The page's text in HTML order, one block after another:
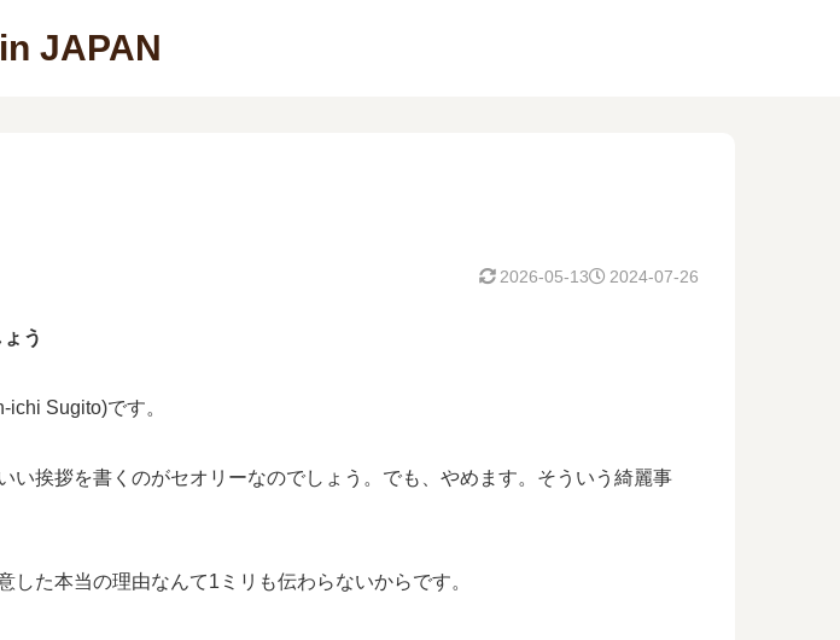
JAPAN
2024-07-26
2026-05-13
う
Sugito)です。
挨拶を書くのがセオリーなのでしょう。でも、やめます。そういう綺麗事
た本当の理由なんて1ミリも伝わらないからです。